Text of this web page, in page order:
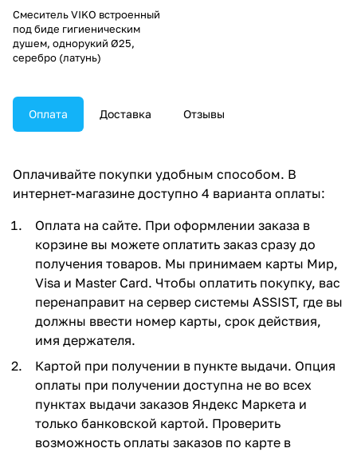
Смеситель VIKO встроенный
под биде гигиеническим
душем, однорукий Ø25,
серебро (латунь)
Оплата Доставка Отзывы
Оплачивайте покупки удобным способом. В
интернет-магазине доступно 4 варианта оплаты:
Оплата на сайте. При оформлении заказа в
корзине вы можете оплатить заказ сразу до
получения товаров. Мы принимаем карты Мир,
Visa и Master Card. Чтобы оплатить покупку, вас
перенаправит на сервер системы ASSIST, где вы
должны ввести номер карты, срок действия,
имя держателя.
Картой при получении в пункте выдачи. Опция
оплаты при получении доступна не во всех
пунктах выдачи заказов Яндекс Маркета и
только банковской картой. Проверить
возможность оплаты заказов по карте в